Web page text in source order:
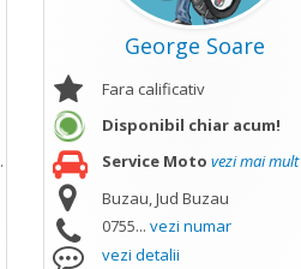
vezi mai mult
George Soare
Fara calificativ
Disponibil chiar acum!
Service Moto vezi mai mult
Buzau, Jud Buzau
0755...vezi numar
vezi detalii